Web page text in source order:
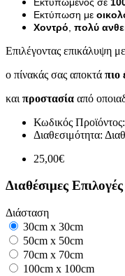
Εκτύπωση με
Χοντρό πολύ
Επιλέγοντας επικάλυψη με
ο πίνακάς σας αποκτά πιο
και προστασία από
Κωδικός Προϊόντος:
Διαθεσιμότητα:
25,00€
Διαθέσιμες Επιλογές
Διάσταση
30cm x 30cm
50cm x 50cm
70cm x 70cm
100cm x 100cm